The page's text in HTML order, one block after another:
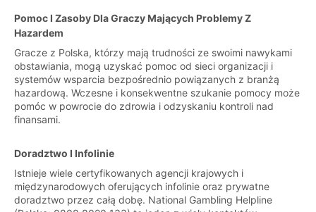
Pomoc I Zasoby Dla Graczy Mających Problemy Z
Hazardem
Gracze z Polska, którzy mają trudności ze swoimi nawykami
obstawiania, mogą uzyskać pomoc od sieci organizacji i
systemów wsparcia bezpośrednio powiązanych z branżą
hazardową. Wczesne i konsekwentne szukanie pomocy może
pomóc w powrocie do zdrowia i odzyskaniu kontroli nad
finansami.
Doradztwo I Infolinie
Istnieje wiele certyfikowanych agencji krajowych i
międzynarodowych oferujących infolinie oraz prywatne
doradztwo przez całą dobę. National Gambling Helpline